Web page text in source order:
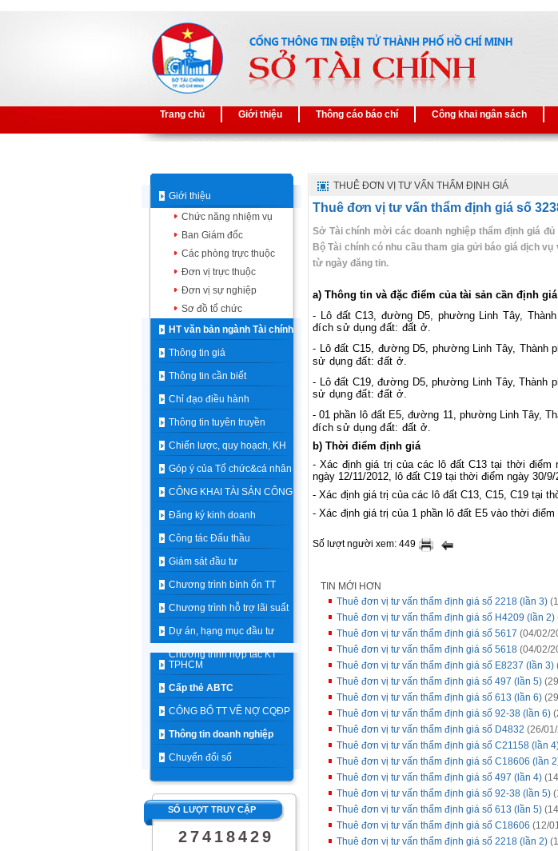
Trang chủ Giới thiệu Thông cáo báo chí Công khai ngân sách
Giới thiệu
Chức năng nhiệm vụ
Ban Giám đốc
Các phòng trực thuộc
Đơn vị trực thuộc
Đơn vị sự nghiệp
Sơ đồ tổ chức
HT văn bản ngành Tài chính
Thông tin giá
Thông tin cần biết
Chỉ đạo điều hành
Thông tin tuyên truyền
Chiến lược, quy hoạch, KH
Góp ý của Tổ chức&cá nhân
CÔNG KHAI TÀI SẢN CÔNG
Đăng ký kinh doanh
Công tác Đấu thầu
Giám sát đầu tư
Chương trình bình ổn TT
Chương trình hỗ trợ lãi suất
Dự án, hạng mục đầu tư
Chương trình hợp tác KT
TPHCM
Cấp thẻ ABTC
CÔNG BỐ TT VỀ NỢ CQĐP
Thông tin doanh nghiệp
Chuyển đổi số
SỐ LƯỢT TRUY CẬP
2 7 4 1 8 4 2 9
THUÊ ĐƠN VỊ TƯ VẤN THẨM ĐỊNH GIÁ
Thuê đơn vị tư vấn thẩm định giá số
Sở Tài chính mời các doanh nghiệp thẩm định giá
Bộ Tài chính có nhu cầu tham gia gửi báo giá dịch
từ ngày đăng tin.
a) Thông tin và đặc điểm của tài sản cần định giá
- Lô đất C13, đường D5, phường Linh Tây,
đích sử dụng đất: đất ở.
- Lô đất C15, đường D5, phường Linh Tây, Thành
sử dụng đất: đất ở.
- Lô đất C19, đường D5, phường Linh Tây, Thành
sử dụng đất: đất ở.
-01 phần lô đất E5, đường 11, phường Linh Tây,
đích sử dụng đất: đất ở.
b) Thời điểm định giá
- Xác định giá trị của các lô đất C13 tại thời điểm
ngày 12/11/2012, lô đất C19 tại thời điểm ngày 30/9/
- Xác định giá trị của các lô đất C13, C15, C19 tại
- Xác định giá trị của 1 phần lô đất E5 vào thời điểm
Số lượt người xem: 449
TIN MỚI HƠN
Thuê đơn vị tư vấn thẩm định giá số 2218 (lần 3)
Thuê đơn vị tư vấn thẩm định giá số H4209 (lần 2)
Thuê đơn vị tư vấn thẩm định giá số 5617 (04/02/
Thuê đơn vị tư vấn thẩm định giá số 5618 (04/02/
Thuê đơn vị tư vấn thẩm định giá số E8237 (lần 3)
Thuê đơn vị tư vấn thẩm định giá số 497 (lần 5)
Thuê đơn vị tư vấn thẩm định giá số 613 (lần 6)
Thuê đơn vị tư vấn thẩm định giá số 92-38 (lần 6)
Thuê đơn vị tư vấn thẩm định giá số D4832 (26/
Thuê đơn vị tư vấn thẩm định giá số C21158 (lần
Thuê đơn vị tư vấn thẩm định giá số C18606 (lần
Thuê đơn vị tư vấn thẩm định giá số 497 (lần 4)
Thuê đơn vị tư vấn thẩm định giá số 92-38 (lần 5)
Thuê đơn vị tư vấn thẩm định giá số 613 (lần 5)
Thuê đơn vị tư vấn thẩm định giá số C18606 (12/
Thuê đơn vị tư vấn thẩm định giá số 2218 (lần 2)